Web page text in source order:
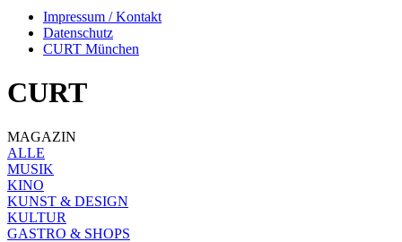
Impressum / Kontakt
Datenschutz
CURT München
CURT
MAGAZIN
ALLE
MUSIK
KINO
KUNST & DESIGN
KULTUR
GASTRO & SHOPS